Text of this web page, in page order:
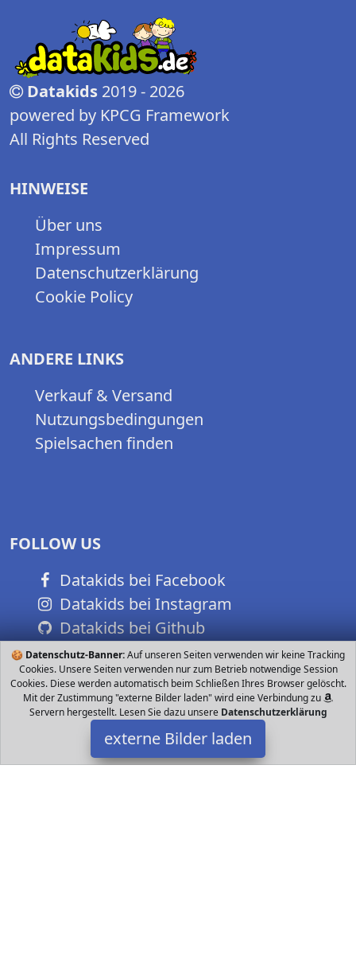
🍪 Datenschutz-Banner:Auf unseren Seiten verwenden wir keine Tracking
Cookies. Unsere Seiten verwenden nur zum Betrieb notwendige Session
Cookies. Diese werden automatisch beim Schließen Ihres Browser gelöscht.
Mit der Zustimmung "externe Bilder laden" wird eine Verbindung zu
Servern hergestellt. Lesen Sie dazu unsere Datenschutzerklärung
externe Bilder laden
Datakids 2019 - 2026
powered by KPCG Framework
All Rights Reserved
HINWEISE
Über uns
Impressum
Datenschutzerklärung
Cookie Policy
ANDERE LINKS
Verkauf & Versand
Nutzungsbedingungen
Spielsachen finden
FOLLOW US
Datakids bei Facebook
Datakids bei Instagram
Datakids bei Github